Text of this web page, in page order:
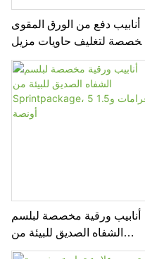
أنابيب دفع من الورق المقوى
مخصصة لتغليف حاويات مزيل
العرق
أنابيب ورقية مخصصة لبلسم
الشفاه الصديق للبيئة من
Sprintpackage، 5 غرامات